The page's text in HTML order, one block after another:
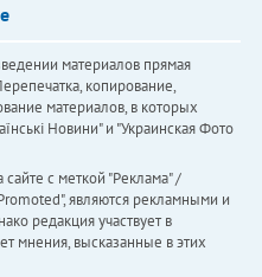
материалов прямая
копирование,
материалов, в которых
Новини" и "Украинская Фото
с меткой "Реклама" /
являются рекламными и
редакция участвует в
мнения, высказанные в этих